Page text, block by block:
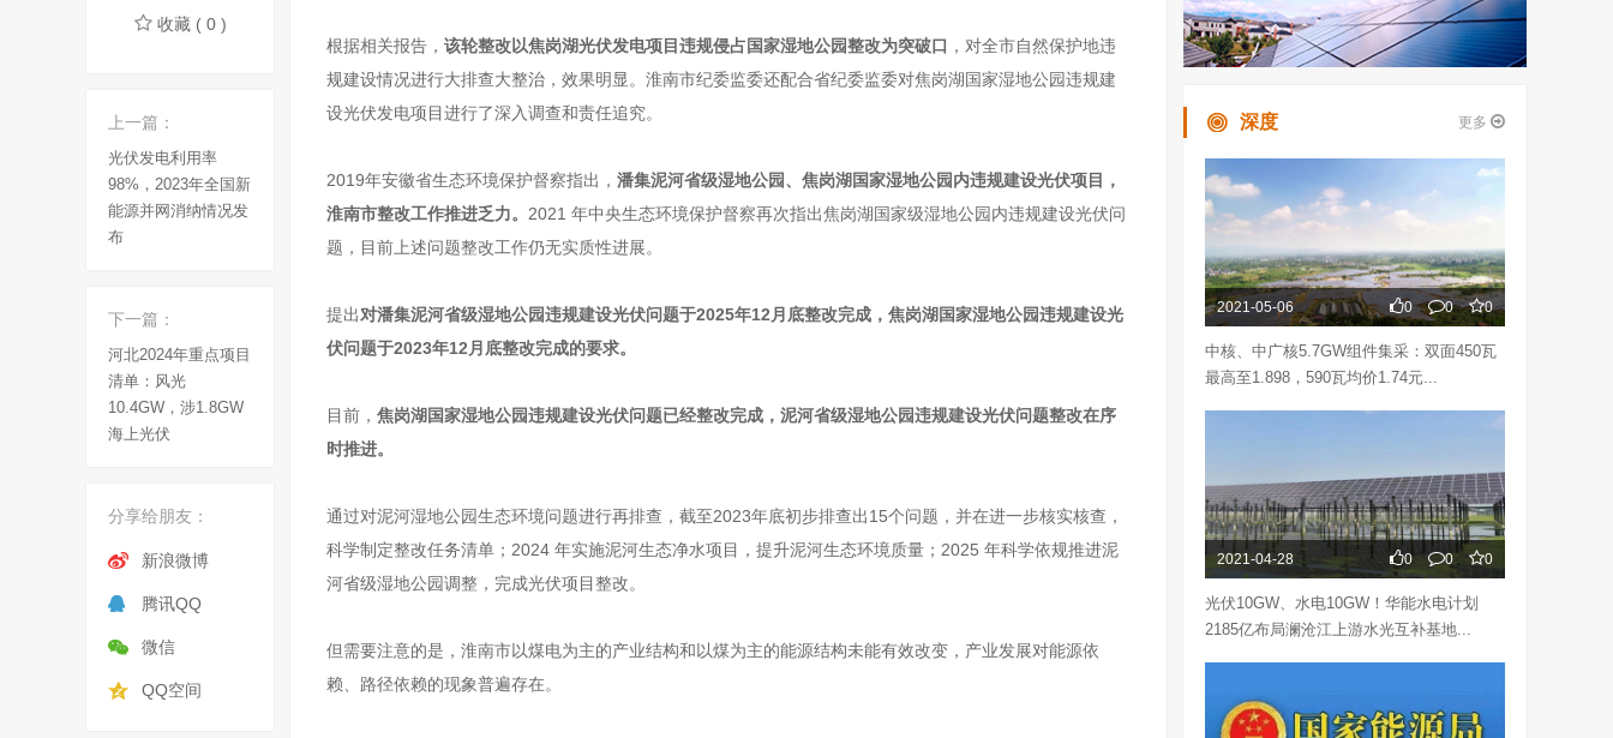
收藏 ( 0 )
上一篇：
光伏发电利用率
98%，2023年全国新
能源并网消纳情况发
布
下一篇：
河北2024年重点项目
清单：风光
10.4GW，涉1.8GW
海上光伏
分享给朋友：
新浪微博
腾讯QQ
微信
QQ空间
根据相关报告， 该轮整改以焦岗湖光伏发电项目违规侵占国家湿地公园整改为突破口 ，对全市自然保护地违
规建设情况进行大排查大整治，效果明显。淮南市纪委监委还配合省纪委监委对焦岗湖国家湿地公园违规建
设光伏发电项目进行了深入调查和责任追究。
2019年安徽省生态环境保护督察指出， 潘集泥河省级湿地公园、焦岗湖国家湿地公园内违规建设光伏项目，
淮南市整改工作推进乏力。 2021 年中央生态环境保护督察再次指出焦岗湖国家级湿地公园内违规建设光伏问
题，目前上述问题整改工作仍无实质性进展。
提出对潘集泥河省级湿地公园违规建设光伏问题于2025年12月底整改完成，焦岗湖国家湿地公园违规建设光
伏问题于2023年12月底整改完成的要求。
目前， 焦岗湖国家湿地公园违规建设光伏问题已经整改完成，泥河省级湿地公园违规建设光伏问题整改在序
时推进。
通过对泥河湿地公园生态环境问题进行再排查，截至2023年底初步排查出15个问题，并在进一步核实核查，
科学制定整改任务清单；2024 年实施泥河生态净水项目，提升泥河生态环境质量；2025 年科学依规推进泥
河省级湿地公园调整，完成光伏项目整改。
但需要注意的是，淮南市以煤电为主的产业结构和以煤为主的能源结构未能有效改变，产业发展对能源依
赖、路径依赖的现象普遍存在。
深度 更多
2021-05-06 0 0 0
中核、中广核5.7GW组件集采：双面450瓦
最高至1.898，590瓦均价1.74元...
2021-04-28 0 0 0
光伏10GW、水电10GW！华能水电计划
2185亿布局澜沧江上游水光互补基地...